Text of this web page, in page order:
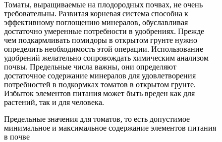
Томаты, выращиваемые на плодородных почвах, не очень
требовательны. Развитая корневая система способна к
эффективному поглощению минералов, обуславливая
достаточно умеренные потребности в удобрениях. Прежде
чем подкармливать помидоры в открытом грунте нужно
определить необходимость этой операции. Использование
удобрений желательно сопровождать химическим анализом
почвы. Предельные числа важны, они определяют
достаточное содержание минералов для удовлетворения
потребностей в подкормках томатов в открытом грунте.
Избыток элементов питания может быть вреден как для
растений, так и для человека.
Предельные значения для томатов, то есть допустимое
минимальное и максимальное содержание элементов питания
в почве